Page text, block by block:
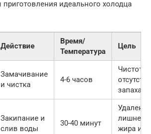
идеального холодца
Действие
Время/
Температура
Цель
Замачивание
и чистка
4-6 часов
Чистота
запаха
Закипание и
слив воды
30-40 минут
Удаление
лишнего
жира и